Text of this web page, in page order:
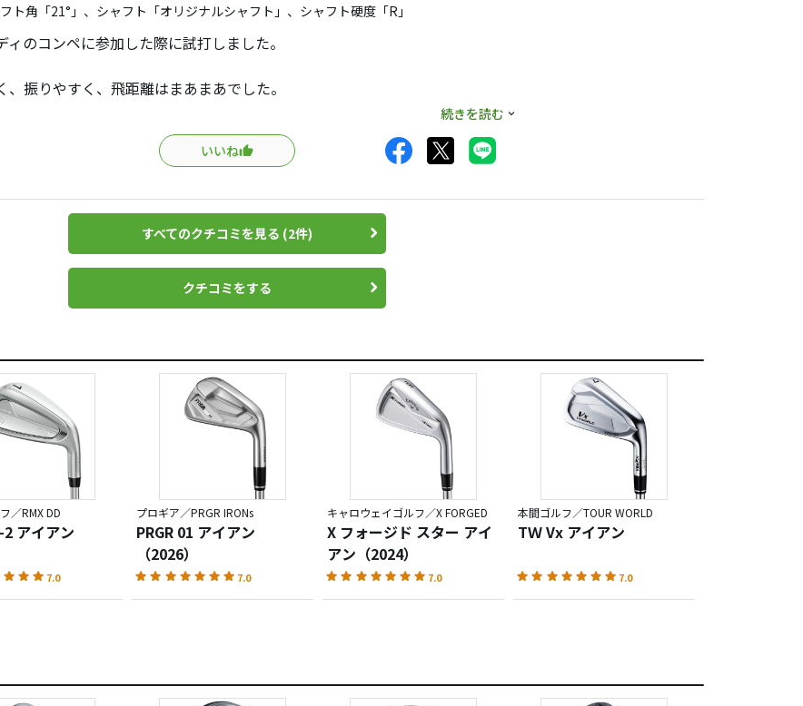
フト角「21°」、シャフト「オリジナルシャフト」、シャフト硬度「R」
ィのコンペに参加した際に試打しました。
、振りやすく、飛距離はまあまあでした。
フック(引っ掛け)が出なかったので良かったです。
で欲しいですがお値段が。。。
続きを読む
いいね
すべてのクチコミを見る (2件)
クチコミをする
／RMX DD
2 アイアン
7.0
プロギア／PRGR IRONs
PRGR 01 アイアン
（2026）
7.0
キャロウェイゴルフ／X FORGED
X フォージド スター アイ
アン（2024）
7.0
本間ゴルフ／TOUR WORLD
TＷ Vx アイアン
7.0